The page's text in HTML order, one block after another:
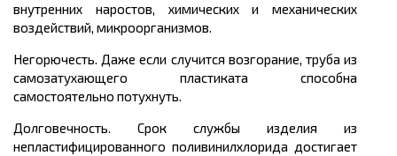
внутренних наростов, химических и механических
воздействий, микроорганизмов.
Негорючесть. Даже если случится возгорание, труба из
самозатухающего пластиката способна
самостоятельно потухнуть.
Долговечность. Срок службы изделия из
непластифицированного поливинилхлорида достигает